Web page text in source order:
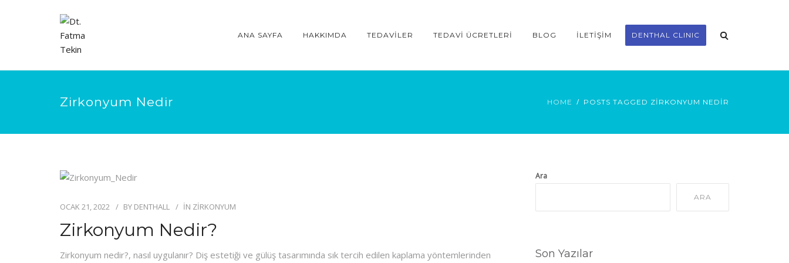
ANA SAYFA HAKKIMDA TEDAVILER TEDAVI ÜCRETLERI BLOG İLETIŞIM DENTHAL CLINIC
Zirkonyum Nedir HOME POSTS TAGGED ZIRKONYUM NEDIR
OCAK 21, 2022 BY DENTHALL IN ZIRKONYUM
Zirkonyum Nedir?
Zirkonyum nedir?, nasıl uygulanır? Diş estetiği ve gülüş tasarımında sık tercih edilen kaplama yöntemlerinden
Ara
ARA
Son Yazılar